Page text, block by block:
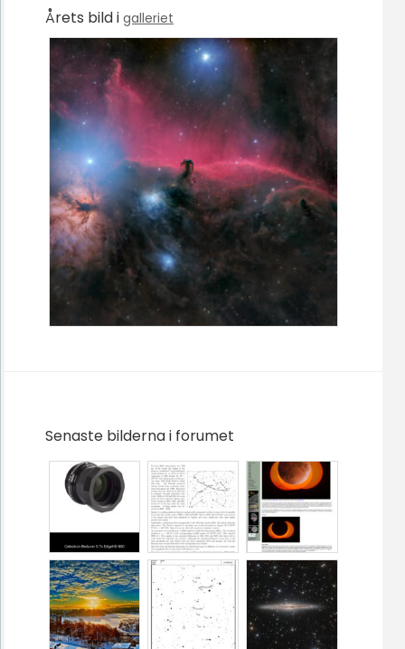
Årets bild i galleriet
Senaste bilderna i forumet